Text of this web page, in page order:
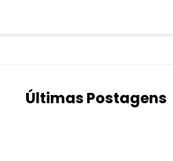
Últimas Postagens